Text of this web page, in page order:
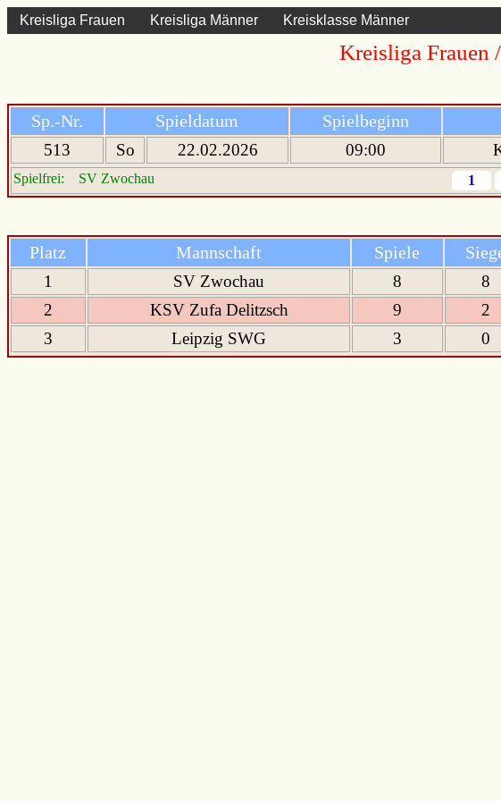
Kreisliga Frauen Kreisliga Männer Kreisklasse Männer
Kreisliga Frauen
Sp.-Nr.
Spieldatum Spielbeginn
513 So 22.02.2026 09:00
Spielfrei: SV Zwochau 1
Platz Mannschaft Spiele
1 SV Zwochau 8 8
2
KSV Zufa Delitzsch 9 2
3
Leipzig SWG 3 0